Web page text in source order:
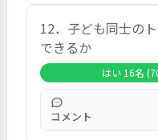
この項目では、
100％を占め、「
0％、「いいえ」
は0％という結果
筆すべき意見はあ
12．子ども同士の
できるか
はい 16名
コメント